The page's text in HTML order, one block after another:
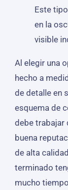
Este
en la
visible
Al elegir una
hecho a
de detalle en
esquema de
debe trabajar
buena
de alta
terminado
mucho